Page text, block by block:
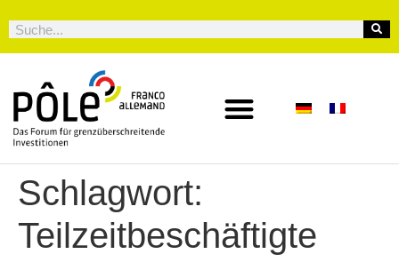
Schlagwort:
Teilzeitbeschäftigte